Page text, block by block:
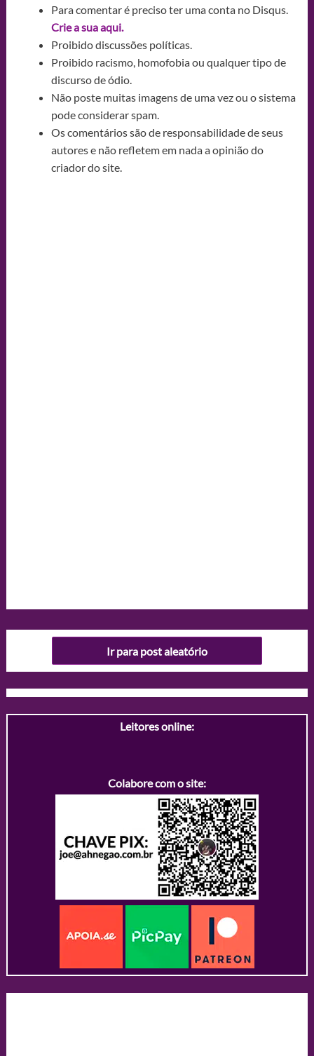
Para comentar é preciso ter uma conta no Disqus.
Crie a sua aqui.
Proibido discussões políticas.
Proibido racismo, homofobia ou qualquer tipo de
discurso de ódio.
Não poste muitas imagens de uma vez ou o sistema
pode considerar spam.
Os comentários são de responsabilidade de seus
autores e não refletem em nada a opinião do
criador do site.
Ir para post aleatório
Leitores online:
Colabore com o site: